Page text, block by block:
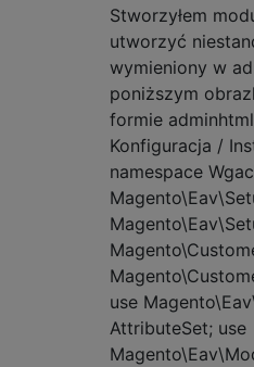
Stworzyłem
utworzyć
wymieniony w
poniższym
formie
Konfiguracja /
namespace
use
AttributeSet; use